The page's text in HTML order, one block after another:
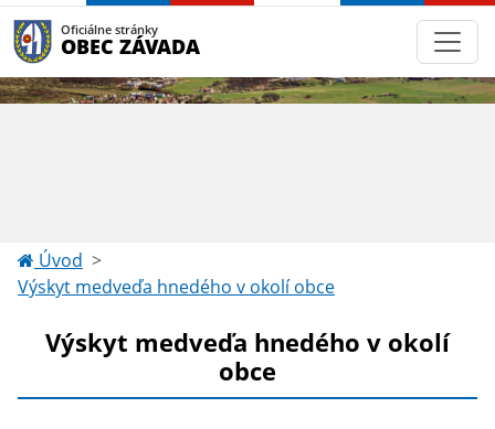
Oficiálne stránky
OBEC ZÁVADA
Úvod
Výskyt medveďa hnedého v okolí obce
Výskyt medveďa hnedého v okolí
obce